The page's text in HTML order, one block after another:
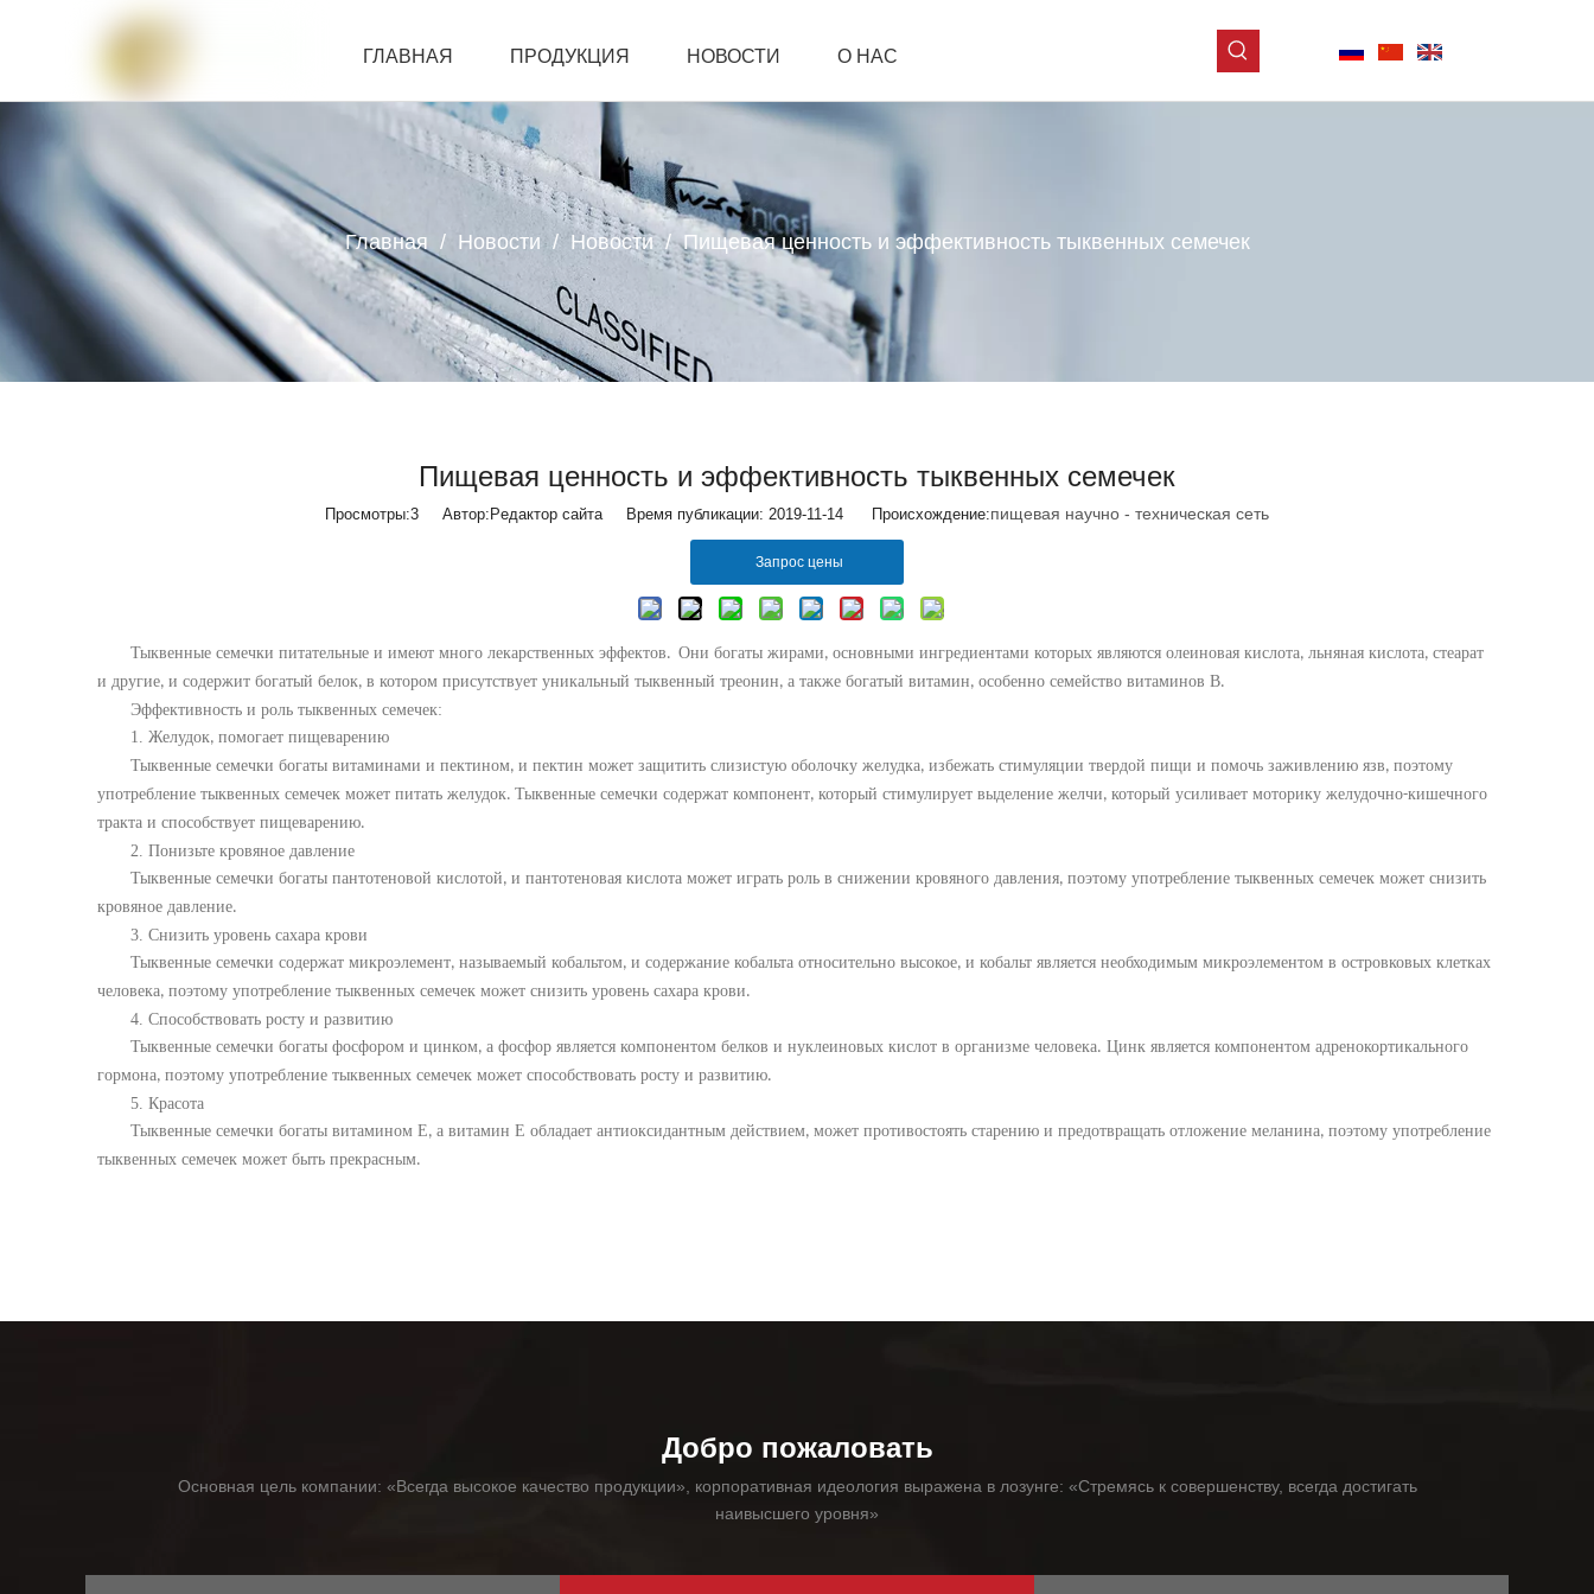
ГЛАВНАЯ ПРОДУКЦИЯ НОВОСТИ О НАС
СВЯЗАТЬСЯ С НАМИ
Главная / Новости / Новости / Пищевая ценность и эффективность тыквенных семечек
Пищевая ценность и эффективность тыквенных семечек
Просмотры:3 Автор:Pедактор сайта Время публикации: 2019-11-14 Происхождение:пищевая научно - техническая сеть
Запрос цены
Тыквенные семечки питательные и имеют много лекарственных эффектов. Они богаты жирами, основными ингредиентами которых являются олеиновая кислота, льняная кислота, стеарат
и другие, и содержит богатый белок, в котором присутствует уникальный тыквенный треонин, а также богатый витамин, особенно семейство витаминов В.
Эффективность и роль тыквенных семечек:
1. Желудок, помогает пищеварению
Тыквенные семечки богаты витаминами и пектином, и пектин может защитить слизистую оболочку желудка, избежать стимуляции твердой пищи и помочь заживлению язв, поэтому
употребление тыквенных семечек может питать желудок. Тыквенные семечки содержат компонент, который стимулирует выделение желчи, который усиливает моторику желудочно-кишечного
тракта и способствует пищеварению.
2. Понизьте кровяное давление
Тыквенные семечки богаты пантотеновой кислотой, и пантотеновая кислота может играть роль в снижении кровяного давления, поэтому употребление тыквенных семечек может снизить
кровяное давление.
3. Снизить уровень сахара крови
Тыквенные семечки содержат микроэлемент, называемый кобальтом, и содержание кобальта относительно высокое, и кобальт является необходимым микроэлементом в островковых клетках
человека, поэтому употребление тыквенных семечек может снизить уровень сахара крови.
4. Способствовать росту и развитию
Тыквенные семечки богаты фосфором и цинком, а фосфор является компонентом белков и нуклеиновых кислот в организме человека. Цинк является компонентом адренокортикального
гормона, поэтому употребление тыквенных семечек может способствовать росту и развитию.
5. Красота
Тыквенные семечки богаты витамином Е, а витамин Е обладает антиоксидантным действием, может противостоять старению и предотвращать отложение меланина, поэтому употребление
тыквенных семечек может быть прекрасным.
Добро пожаловать
Основная цель компании: «Всегда высокое качество продукции», корпоративная идеология выражена в лозунге: «Стремясь к совершенству, всегда достигать
наивысшего уровня»